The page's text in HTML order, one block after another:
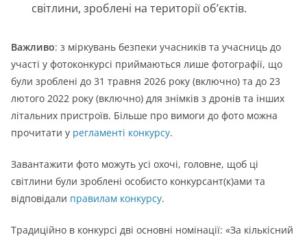
світлини, зроблені на території об’єктів.
Важливо: з міркувань безпеки учасників та учасниць до
участі у фотоконкурсі приймаються лише фотографії, що
були зроблені до 31 травня 2026 року (включно) та до 23
лютого 2022 року (включно) для знімків з дронів та інших
літальних пристроїв. Більше про вимоги до фото можна
прочитати у регламенті конкурсу.
Завантажити фото можуть усі охочі, головне, щоб ці
світлини були зроблені особисто конкурсант(к)ами та
відповідали правилам конкурсу.
Традиційно в конкурсі дві основні номінації: «За кількісний